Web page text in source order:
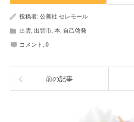
投稿者: 公善社 セレモール
出雲 出雲市 本 自己啓発
コメント: 0
前の記事